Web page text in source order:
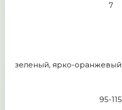
7
зеленый, ярко-оранжевый
95-115